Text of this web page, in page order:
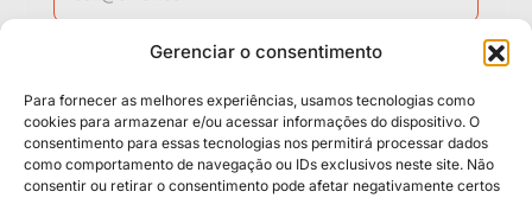
Gerenciar o consentimento
Para fornecer as melhores experiências, usamos tecnologias como
cookies para armazenar e/ou acessar informações do dispositivo. O
consentimento para essas tecnologias nos permitirá processar dados
como comportamento de navegação ou IDs exclusivos neste site. Não
consentir ou retirar o consentimento pode afetar negativamente certos
Solicitar contato